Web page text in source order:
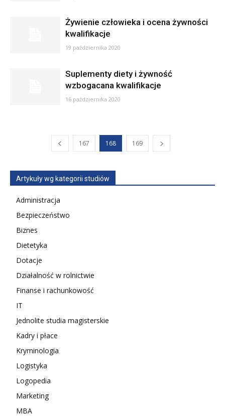
Żywienie człowieka i ocena żywności
kwalifikacje
19 października 2020
Suplementy diety i żywność
wzbogacana kwalifikacje
16 października 2020
167 168 169
Artykuły wg kategorii studiów
Administracja
Bezpieczeństwo
Biznes
Dietetyka
Dotacje
Działalność w rolnictwie
Finanse i rachunkowość
IT
Jednolite studia magisterskie
Kadry i płace
Kryminologia
Logistyka
Logopedia
Marketing
MBA